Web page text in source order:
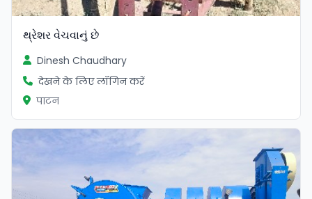
થ્રેશર વેચવાનું છે
Dinesh Chaudhary
देखने के लिए लॉगिन करें
पाटन